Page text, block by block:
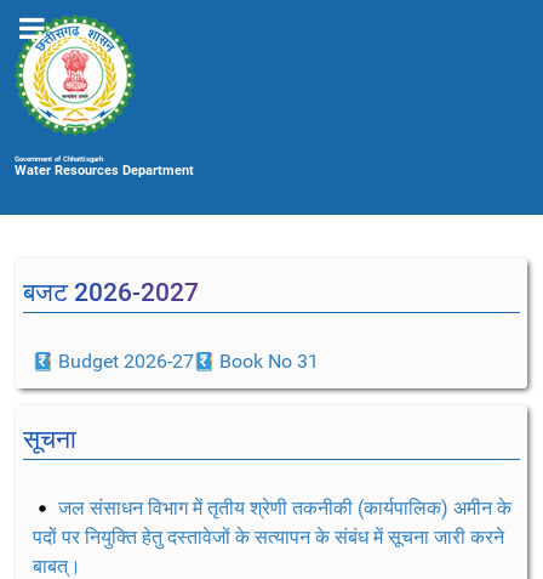
Government of Chhattisgarh
Water Resources Department
बजट 2026-2027
Budget 2026-27 Book No 31
सूचना
जल संसाधन विभाग में तृतीय श्रेणी तकनीकी (कार्यपालिक) अमीन के
पदों पर नियुक्ति हेतु दस्तावेजों के सत्यापन के संबंध में सूचना जारी करने
बाबत्।